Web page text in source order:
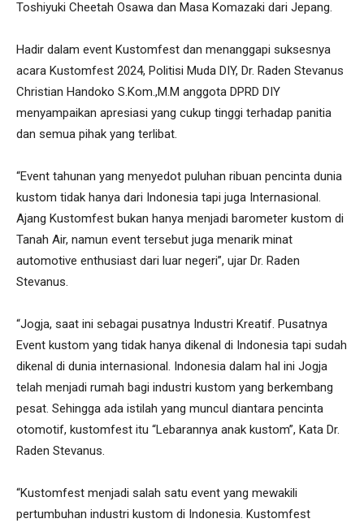
Toshiyuki Cheetah Osawa dan Masa Komazaki dari Jepang.
Hadir dalam event Kustomfest dan menanggapi suksesnya
acara Kustomfest 2024, Politisi Muda DIY, Dr. Raden Stevanus
Christian Handoko S.Kom.,M.M anggota DPRD DIY
menyampaikan apresiasi yang cukup tinggi terhadap panitia
dan semua pihak yang terlibat.
“Event tahunan yang menyedot puluhan ribuan pencinta dunia
kustom tidak hanya dari Indonesia tapi juga Internasional.
Ajang Kustomfest bukan hanya menjadi barometer kustom di
Tanah Air, namun event tersebut juga menarik minat
automotive enthusiast dari luar negeri”, ujar Dr. Raden
Stevanus.
“Jogja, saat ini sebagai pusatnya Industri Kreatif. Pusatnya
Event kustom yang tidak hanya dikenal di Indonesia tapi sudah
dikenal di dunia internasional. Indonesia dalam hal ini Jogja
telah menjadi rumah bagi industri kustom yang berkembang
pesat. Sehingga ada istilah yang muncul diantara pencinta
otomotif, kustomfest itu “Lebarannya anak kustom”, Kata Dr.
Raden Stevanus.
“Kustomfest menjadi salah satu event yang mewakili
pertumbuhan industri kustom di Indonesia. Kustomfest